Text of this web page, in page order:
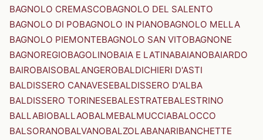
BAGNOLO CREMASCOBAGNOLO DEL SALENTO
BAGNOLO DI POBAGNOLO IN PIANOBAGNOLO MELLA
BAGNOLO PIEMONTEBAGNOLO SAN VITOBAGNONE
BAGNOREGIOBAGOLINOBAIA E LATINABAIANOBAIARDO
BAIROBAISOBALANGEROBALDICHIERI D'ASTI
BALDISSERO CANAVESEBALDISSERO D'ALBA
BALDISSERO TORINESEBALESTRATEBALESTRINO
BALLABIOBALLAOBALMEBALMUCCIABALOCCO
BALSORANOBALVANOBALZOLABANARIBANCHETTE